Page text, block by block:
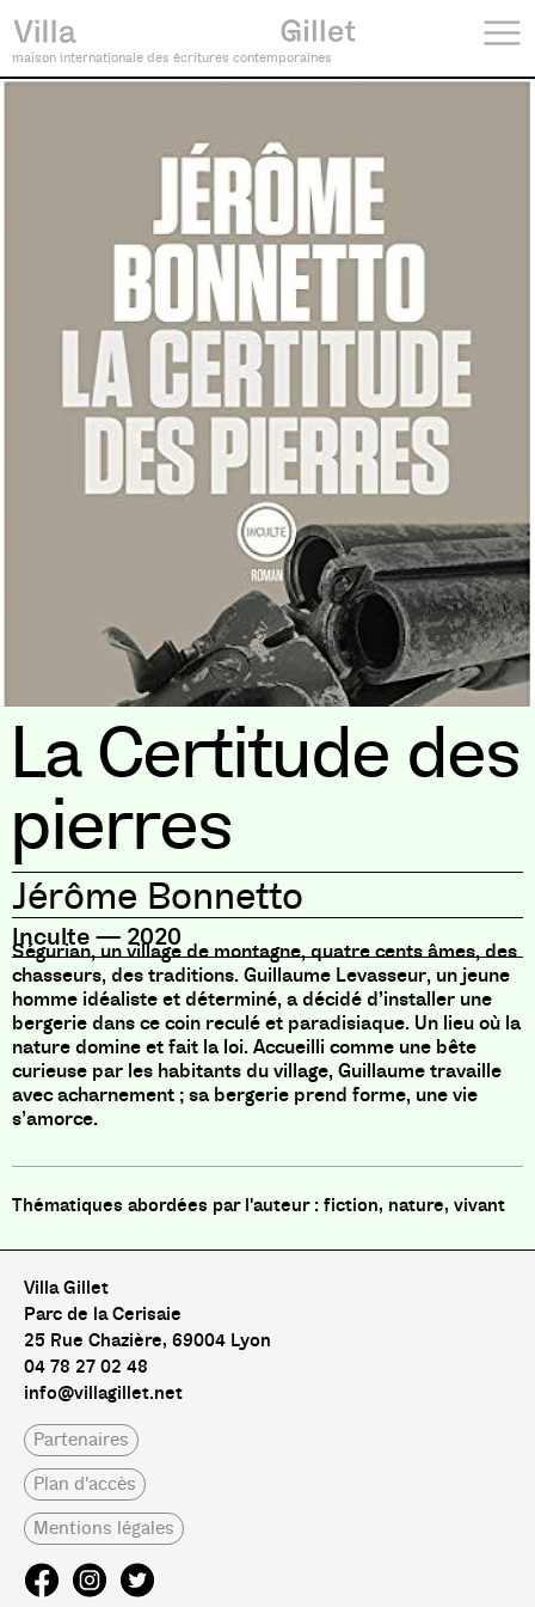
maison internationale des écritures contemporaines
La Certitude des
pierres
Jérôme Bonnetto
Inculte— 2020
Ségurian, un village de montagne, quatre cents âmes, des
chasseurs, des traditions. Guillaume Levasseur, un jeune
homme idéaliste et déterminé, a décidé d’installer une
bergerie dans ce coin reculé et paradisiaque. Un lieu où la
nature domine et fait la loi. Accueilli comme une bête
curieuse par les habitants du village, Guillaume travaille
avec acharnement ; sa bergerie prend forme, une vie
s’amorce.
fiction, nature, vivant
Villa Gillet
Parc de la Cerisaie
25 Rue Chazière, 69004 Lyon
04 78 27 02 48
info@villagillet.net
Partenaires
Plan d'accès
Mentions légales